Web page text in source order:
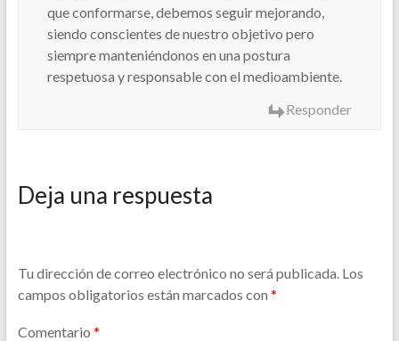
que conformarse, debemos seguir mejorando,
siendo conscientes de nuestro objetivo pero
siempre manteniéndonos en una postura
respetuosa y responsable con el medioambiente.
Responder
Deja una respuesta
Tu dirección de correo electrónico no será publicada. Los
campos obligatorios están marcados con *
Comentario *